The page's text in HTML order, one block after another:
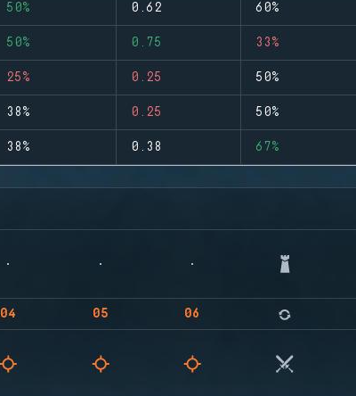
50% 0.62 60%
50% 0.75 33%
25% 0.25 50%
38% 0.25 50%
38% 0.38 67%
04 05 06